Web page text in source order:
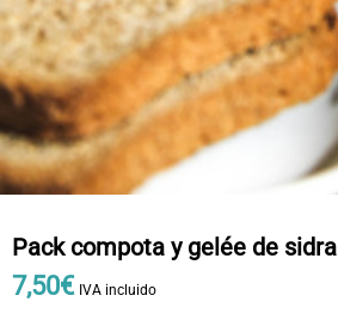
Pack compota y gelée de sidra
7,50€ IVA incluido